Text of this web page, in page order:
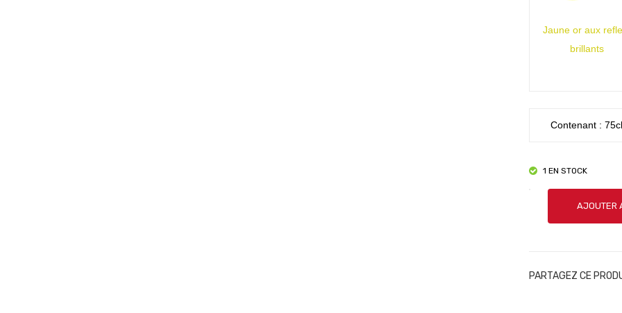
Jaune or aux
brillants
Contenant : 75cl
1 EN STOCK
Salmon
AJOUTER
PARTAGEZ CE